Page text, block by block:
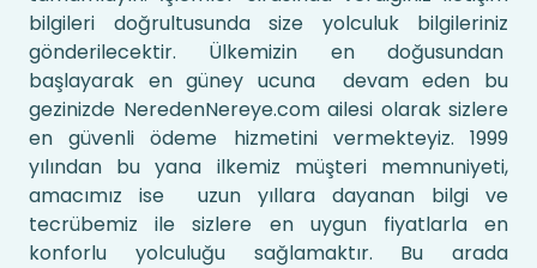
bilgileri doğrultusunda size yolculuk bilgileriniz
gönderilecektir. Ülkemizin en doğusundan
başlayarak en güney ucuna devam eden bu
gezinizde NeredenNereye.com ailesi olarak sizlere
en güvenli ödeme hizmetini vermekteyiz. 1999
yılından bu yana ilkemiz müşteri memnuniyeti,
amacımız ise uzun yıllara dayanan bilgi ve
tecrübemiz ile sizlere en uygun fiyatlarla en
konforlu yolculuğu sağlamaktır. Bu arada